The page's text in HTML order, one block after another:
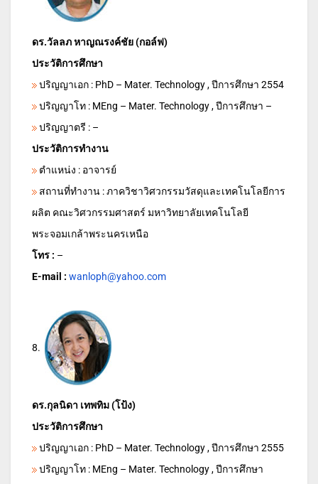
ดร.วัลลภ หาญณรงค์ชัย (กอล์ฟ)
ประวัติการศึกษา
ปริญญาเอก : PhD – Mater. Technology , ปีการศึกษา 2554
ปริญญาโท : MEng – Mater. Technology , ปีการศึกษา –
ปริญญาตรี : –
ประวัติการทำงาน
ตำแหน่ง : อาจารย์
สถานที่ทำงาน : ภาควิชาวิศวกรรมวัสดุและเทคโนโลยีการ
ผลิต คณะวิศวกรรมศาสตร์ มหาวิทยาลัยเทคโนโลยี
พระจอมเกล้าพระนครเหนือ
โทร : –
E-mail : wanloph@yahoo.com
8.
ดร.กุลนิดา เทพทิม (โป้ง)
ประวัติการศึกษา
ปริญญาเอก : PhD – Mater. Technology , ปีการศึกษา 2555
ปริญญาโท : MEng – Mater. Technology , ปีการศึกษา